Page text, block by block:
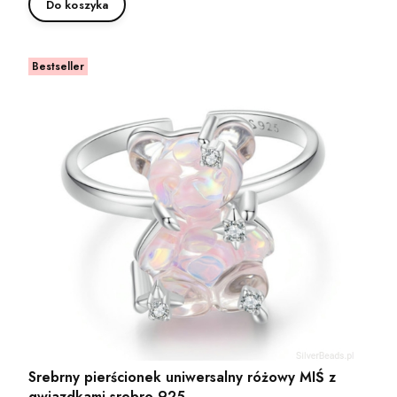
Do koszyka
Bestseller
Srebrny pierścionek uniwersalny różowy MIŚ z